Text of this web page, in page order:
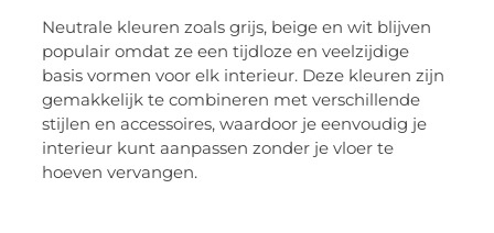
Neutrale kleuren zoals grijs, beige en wit blijven
populair omdat ze een tijdloze en veelzijdige
basis vormen voor elk interieur. Deze kleuren zijn
gemakkelijk te combineren met verschillende
stijlen en accessoires, waardoor je eenvoudig je
interieur kunt aanpassen zonder je vloer te
hoeven vervangen.